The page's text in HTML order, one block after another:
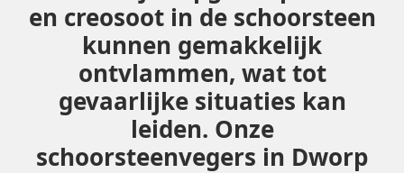
en creosoot in de schoorsteen
kunnen gemakkelijk
ontvlammen, wat tot
gevaarlijke situaties kan
leiden. Onze
schoorsteenvegers in Dworp